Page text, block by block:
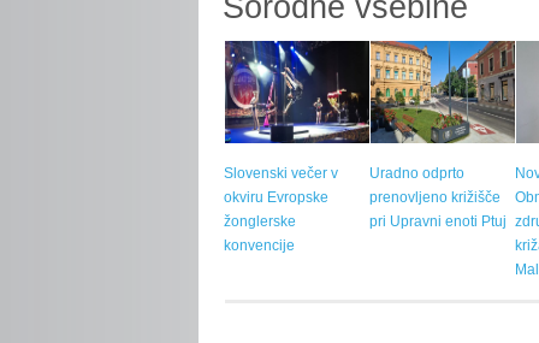
Slovenski večer v
okviru Evropske
žonglerske
konvencije
Uradno odprto
prenovljeno križišče
pri Upravni enoti Ptuj